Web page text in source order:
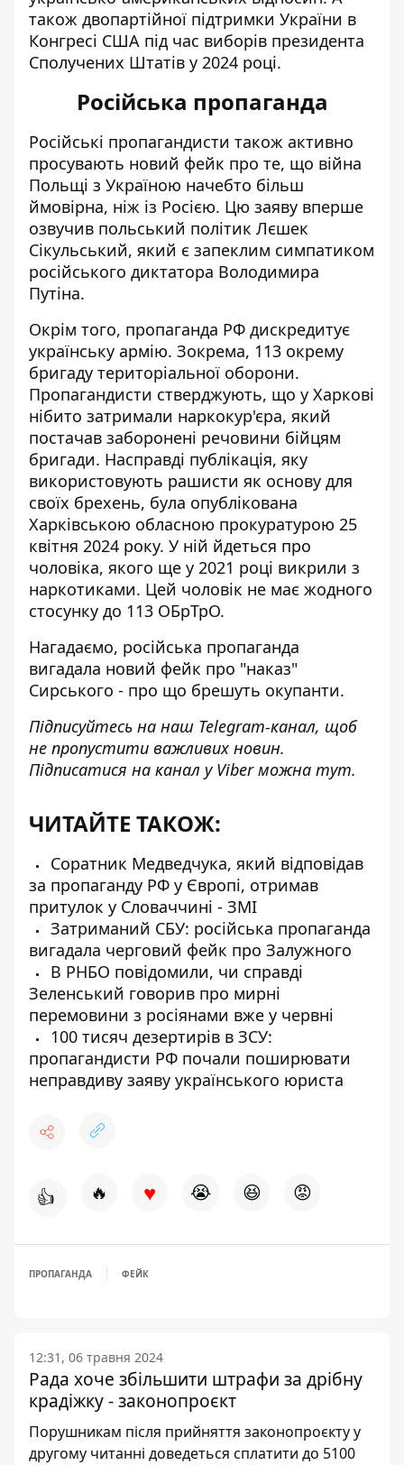
також двопартійної підтримки України в
Конгресі США під час виборів президента
Сполучених Штатів у 2024 році.
Російська пропаганда
Російські пропагандисти також активно
просувають новий фейк про те, що війна
Польщі з Україною начебто більш
ймовірна, ніж із Росією. Цю заяву вперше
озвучив польський політик Лєшек
Сікульський, який є запеклим симпатиком
російського диктатора Володимира
Путіна.
Окрім того, пропаганда РФ дискредитує
українську армію. Зокрема, 113 окрему
бригаду територіальної оборони.
Пропагандисти стверджують, що у Харкові
нібито затримали наркокур'єра, який
постачав заборонені речовини бійцям
бригади. Насправді публікація, яку
використовують рашисти як основу для
своїх брехень, була опублікована
Харківською обласною прокуратурою 25
квітня 2024 року. У ній йдеться про
чоловіка, якого ще у 2021 році викрили з
наркотиками. Цей чоловік не має жодного
стосунку до 113 ОБрТрО.
Нагадаємо, російська пропаганда
вигадала новий фейк про "наказ"
Сирського - про що брешуть окупанти.
Підписуйтесь на наш Telegram-канал, щоб
не пропустити важливих новин.
Підписатися на канал у Viber можна тут.
ЧИТАЙТЕ ТАКОЖ:
Соратник Медведчука, який відповідав
за пропаганду РФ у Європі, отримав
притулок у Словаччині - ЗМІ
Затриманий СБУ: російська пропаганда
вигадала черговий фейк про Залужного
В РНБО повідомили, чи справді
Зеленський говорив про мирні
перемовини з росіянами вже у червні
100 тисяч дезертирів в ЗСУ:
пропагандисти РФ почали поширювати
неправдиву заяву українського юриста
👍 🔥 ♥ 😭 😆 😡
ПРОПАГАНДА ФЕЙК
12:31, 06 травня 2024
Рада хоче збільшити штрафи за дрібну
крадіжку - законопроєкт
Порушникам після прийняття законопроєкту у
другому читанні доведеться сплатити до 5100